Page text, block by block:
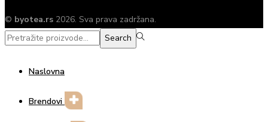
© byotea.rs 2026. Sva prava zadržana.
Search
Search
Naslovna
Brendovi